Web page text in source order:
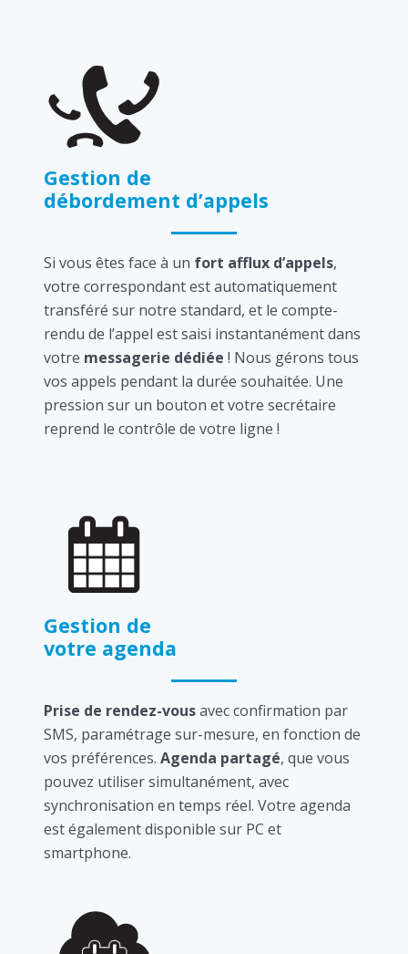
Gestion de
débordement d’appels
Si vous êtes face à un fort afflux d’appels,
votre correspondant est automatiquement
transféré sur notre standard, et le compte-
rendu de l’appel est saisi instantanément dans
votre messagerie dédiée ! Nous gérons tous
vos appels pendant la durée souhaitée. Une
pression sur un bouton et votre secrétaire
reprend le contrôle de votre ligne !
Gestion de
votre agenda
Prise de rendez-vousavec confirmation par
SMS, paramétrage sur-mesure, en fonction de
vos préférences. Agenda partagé, que vous
pouvez utiliser simultanément, avec
synchronisation en temps réel. Votre agenda
est également disponible sur PC et
smartphone.